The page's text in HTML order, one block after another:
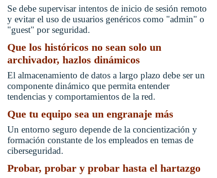
Se debe supervisar intentos de inicio de sesión remoto
y evitar el uso de usuarios genéricos como "admin" o
"guest" por seguridad.
Que los históricos no sean solo un
archivador, hazlos dinámicos
El almacenamiento de datos a largo plazo debe ser un
componente dinámico que permita entender
tendencias y comportamientos de la red.
Que tu equipo sea un engranaje más
Un entorno seguro depende de la concientización y
formación constante de los empleados en temas de
ciberseguridad.
Probar, probar y probar hasta el hartazgo